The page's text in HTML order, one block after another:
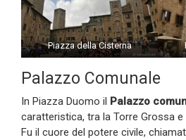
Piazza della Cisterna
Palazzo Comunale
In Piazza Duomo il Palazzo
caratteristica, tra la Torre Grossa e
Fu il cuore del potere civile,